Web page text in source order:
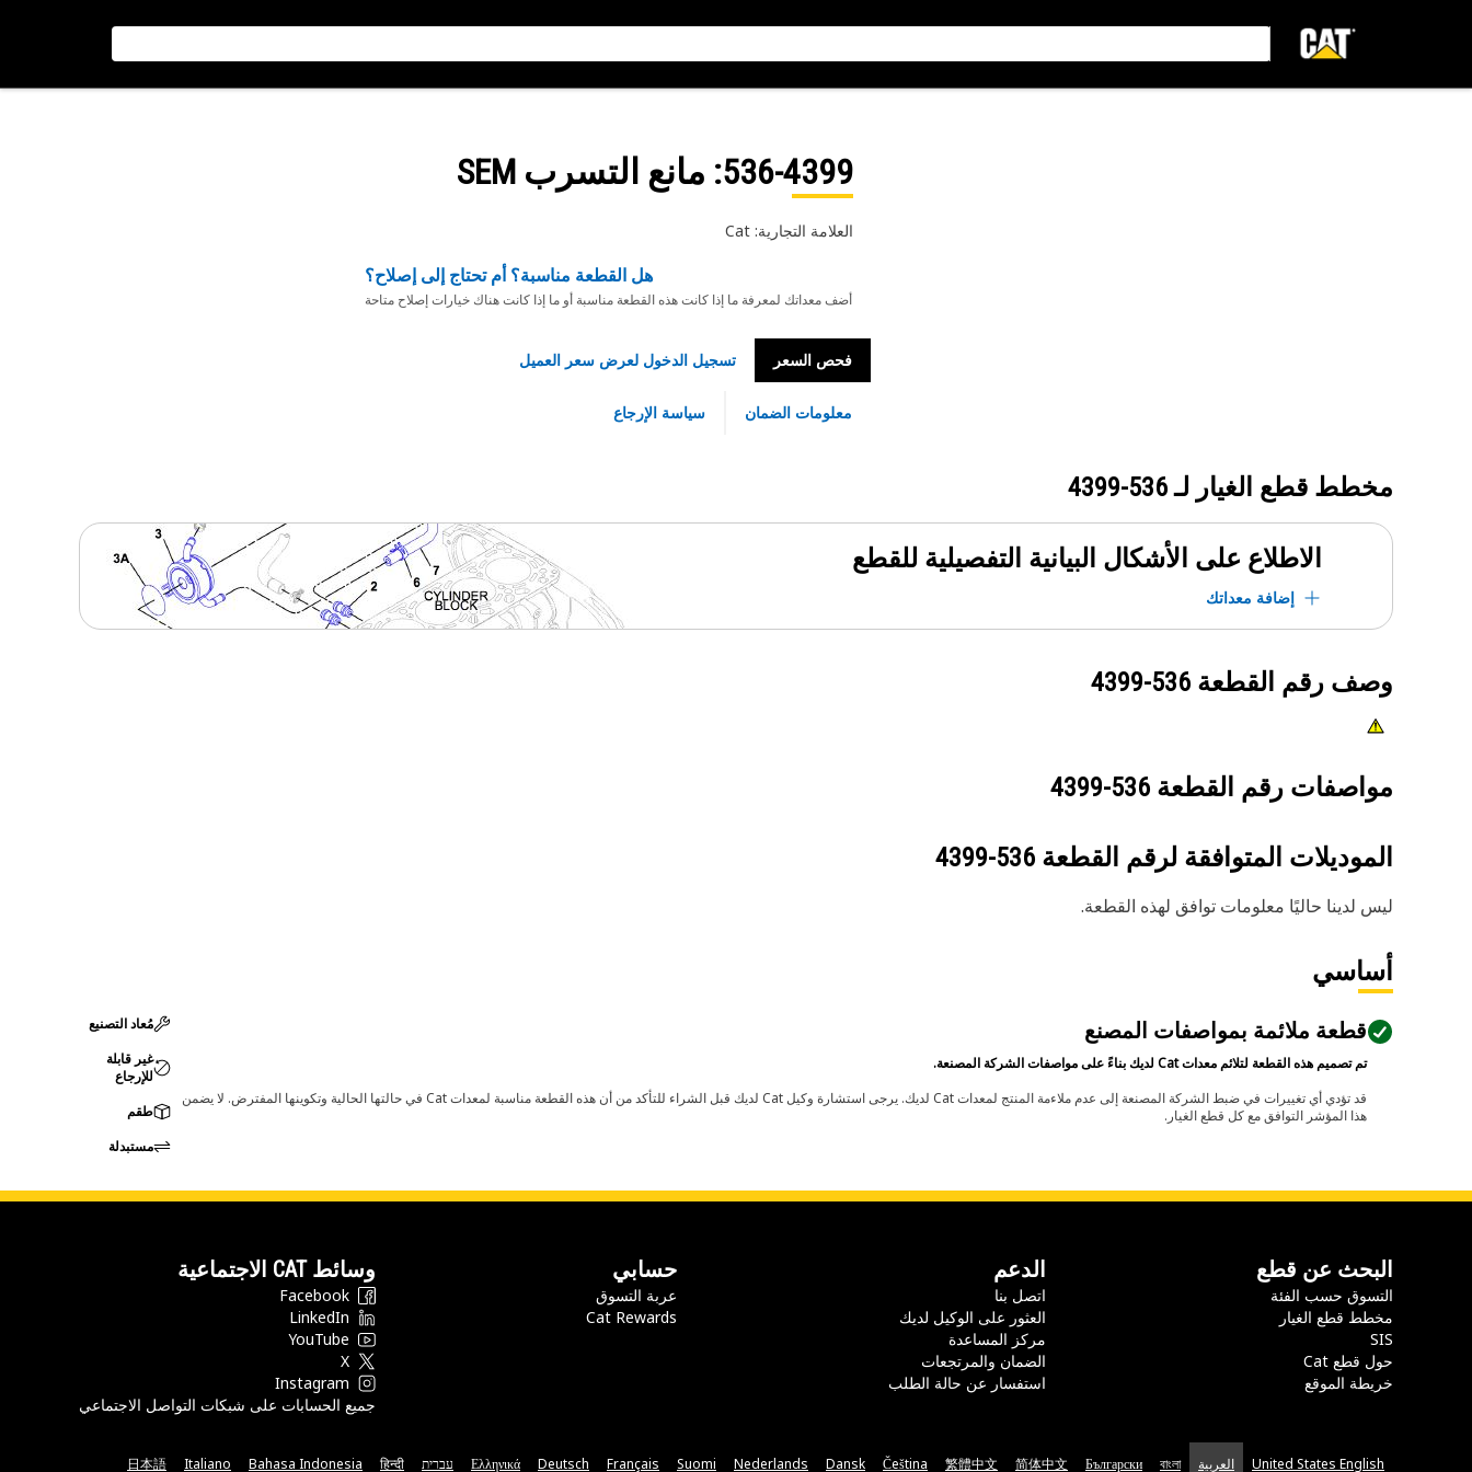
536-4399: مانع التسرب SEM
العلامة التجارية: Cat
هل القطعة مناسبة؟ أم تحتاج إلى إصلاح؟
أضف معداتك لمعرفة ما إذا كانت هذه القطعة مناسبة أو ما إذا كانت هناك خيارات إصلاح متاحة
فحص السعر تسجيل الدخول لعرض سعر العميل
معلومات الضمان سياسة الإرجاع
مخطط قطع الغيار لـ536-4399
الاطلاع على الأشكال البيانية التفصيلية للقطع
إضافة معداتك
وصف رقم القطعة 536-4399
مواصفات رقم القطعة 536-4399
الموديلات المتوافقة لرقم القطعة 536-4399
ليس لدينا حاليًا معلومات توافق لهذه القطعة.
أساسي
قطعة ملائمة بمواصفات المصنع
تم تصميم هذه القطعة لتلائم معدات Cat لديك بناءً على مواصفات الشركة المصنعة.
قد تؤدي أي تغييرات في ضبط الشركة المصنعة إلى عدم ملاءمة المنتج لمعدات Cat لديك. يرجى استشارة وكيل Cat لديك قبل الشراء للتأكد من أن هذه القطعة مناسبة لمعدات Cat في حالتها الحالية وتكوينها المفترض. لا يضمن
هذا المؤشر التوافق مع كل قطع الغيار.
مُعاد التصنيع
غير قابلة
للإرجاع
طقم
مستبدلة
البحث عن قطع
التسوق حسب الفئة
مخطط قطع الغيار
SIS
حول قطع Cat
خريطة الموقع
الدعم
اتصل بنا
العثور على الوكيل لديك
مركز المساعدة
الضمان والمرتجعات
استفسار عن حالة الطلب
حسابي
عربة التسوق
Cat Rewards
وسائط CAT الاجتماعية
Facebook
LinkedIn
YouTube
X
Instagram
جميع الحسابات على شبكات التواصل الاجتماعي
United States English العربية বাংলা
Български
简体中文
繁體中文
Čeština
Dansk
Nederlands
Suomi
Français
Deutsch
Ελληνικά עברית हिन्दी
Bahasa Indonesia
Italiano
日本語